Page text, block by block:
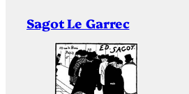
Sagot Le Garrec